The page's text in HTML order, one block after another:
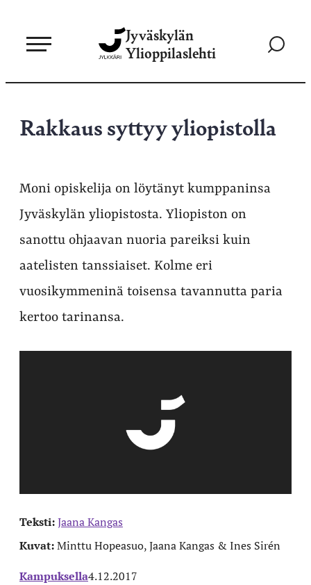
sisältöön
Jyväskylän
Ylioppilaslehti
Siirry
Rakkaus syttyy yliopistolla
Moni opiskelija on löytänyt kumppaninsa
Jyväskylän yliopistosta. Yliopiston on
sanottu ohjaavan nuoria pareiksi kuin
aatelisten tanssiaiset. Kolme eri
vuosikymmeninä toisensa tavannutta paria
kertoo tarinansa.
Teksti:Jaana Kangas
Kuvat:Minttu Hopeasuo, Jaana Kangas & Ines Sirén
Kampuksella4.12.2017